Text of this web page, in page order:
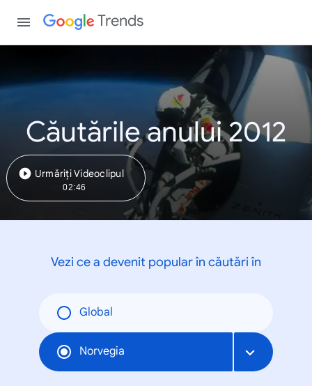
Trends
Căutările anului 2012
Urmăriți Videoclipul
02:46
Vezi ce a devenit popular în căutări în
Global
Norvegia